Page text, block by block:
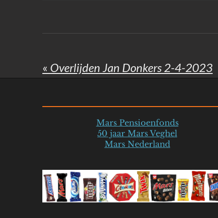
« Overlijden Jan Donkers 2-4-2023
Mars Pensioenfonds
50 jaar Mars Veghel
Mars Nederland